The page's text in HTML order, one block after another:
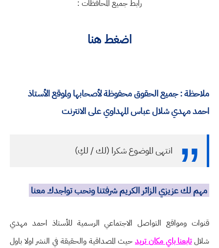
رابط جميع المحافظات :
اضغط هنا
ملاحظة : جميع الحقوق محفوظة لأصحابها ولموقع الأستاذ
احمد مهدي شلال عباس المهداوي على الانترنت
انتهى الموضوع شكرا (لك / لكِ)
مهم لك عزيزي الزائر الكريم شرفتنا ونحب تواجدك معنا
قنوات ومواقع التواصل الاجتماعي الرسمية للأستاذ احمد مهدي
شلالتابعنا باي مكان تريدحيث المصداقية والحقيقة في النشر اولا باول